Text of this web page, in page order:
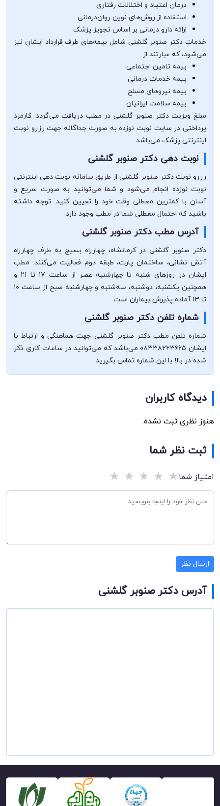
درمان اعتیاد و اختلالات رفتاری
استفاده از روش‌های نوین روان‌درمانی
ارائه دارو درمانی بر اساس تجویز پزشک
خدمات دکتر صنوبر گلشنی شامل بیمه‌های طرف قرارداد ایشان نیز
می‌شود، که عبارتند از:
بیمه تامین اجتماعی
بیمه خدمات درمانی
بیمه نیروهای مسلح
بیمه سلامت ایرانیان
مبلغ ویزیت دکتر صنوبر گلشنی در مطب دریافت می‌گردد. کارمزد
پرداختی در سایت نوبت نوزده به صورت جداگانه جهت رزرو نوبت
اینترنتی پزشک می‌باشد.
نوبت دهی دکتر صنوبر گلشنی
رزرو نوبت دکتر صنوبر گلشنی از طریق سامانه نوبت دهی اینترنتی
نوبت نوزده انجام می‌شود و شما می‌توانید به صورت سریع و
آسان با کمترین معطلی وقت خود را تعیین کنید. توجه داشته
باشید که احتمال معطلی شما در مطب وجود دارد.
آدرس مطب دکتر صنوبر گلشنی
دکتر صنوبر گلشنی در کرمانشاه، چهارراه بسیج به طرف چهارراه
آتش نشانی، ساختمان پارت، طبقه دوم فعالیت می‌کنند. مطب
ایشان در روزهای شنبه تا چهارشنبه عصر از ساعت ۱۷ تا ۲۱ و
همچنین یکشنبه، دوشنبه، سه‌شنبه و چهارشنبه صبح از ساعت ۱۰
تا ۱۳ آماده پذیرش بیماران است.
شماره تلفن دکتر صنوبر گلشنی
شماره تلفن مطب دکتر صنوبر گلشنی جهت هماهنگی و ارتباط با
ایشان ۰۸۳۳۸۲۲۳۶۶۵ می‌باشد که می‌توانید در ساعات کاری ذکر
شده در بالا با این شماره تماس بگیرید.
دیدگاه کاربران
هنوز نظری ثبت نشده.
ثبت نظر شما
امتیاز شما★
★
★
★
★
ارسال نظر
آدرس دکتر صنوبر گلشنی